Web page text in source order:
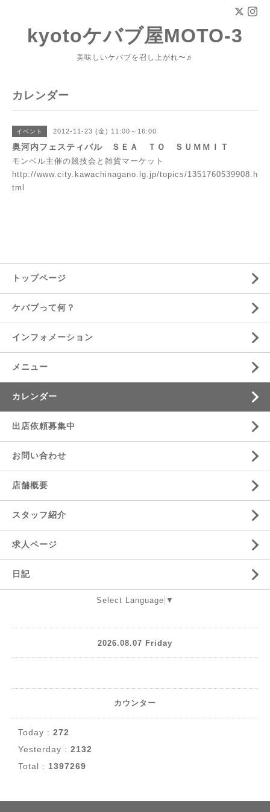
kyotoケバブ屋MOTO-3
美味しいケバブを召し上がれ〜♬
カレンダー
イベント 2012-11-23 (金) 11:00～16:00
奥河内フェスティバル ＳＥＡ ＴＯ ＳＵＭＭＩＴ
モンベル主催の競技会と雑貨マーケット
http://www.city.kawachinagano.lg.jp/topics/1351760539908.h
tml
トップページ
ケバブって何？
インフォメーション
メニュー
カレンダー
出店依頼募集中
お問い合わせ
店舗概要
スタッフ紹介
求人ページ
日記
Select Language ▼
2026.08.07 Friday
カウンター
Today : 272
Yesterday : 2132
Total : 1397269